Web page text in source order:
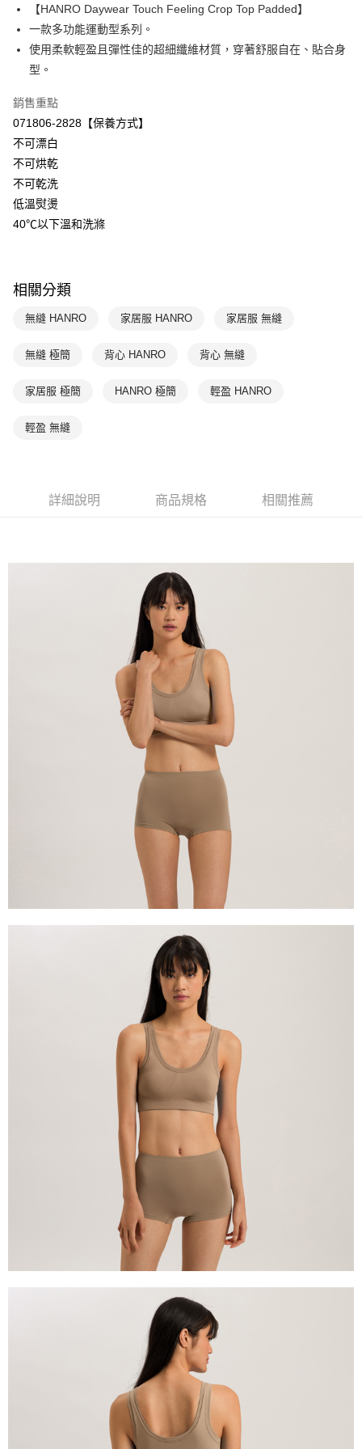
上海商業儲蓄銀行
台北富邦商業銀行
國泰世華商業銀行
臺灣中小企業銀行
台中商業銀行
匯豐（台灣）商業銀行
元大商業銀行
台新國際商業銀行
台灣樂天信用卡公司
Apple Pay
悠遊付
全盈+PAY
ATM付款
運送方式
付款後全家取貨$888免運-以PackAge+配客嘉循環箱包裝寄出
每筆NT$90，滿NT$888(含以上)免運費
付款後萊爾富取貨
每筆NT$90，滿NT$1,000(含以上)免運費
宅配
【HANRO Daywear Touch Feeling Crop Top Padded】
一款多功能運動型系列。
使用柔軟輕盈且彈性佳的超細纖維材質，穿著舒服自在、貼合身
型。
銷售重點
071806-2828【保養方式】
不可漂白
不可烘乾
不可乾洗
低溫熨燙
40℃以下溫和洗滌
相關分類
無縫 HANRO 家居服 HANRO 家居服 無縫
無縫 極簡 背心 HANRO 背心 無縫
家居服 極簡 HANRO 極簡 輕盈 HANRO
輕盈 無縫
詳細說明 商品規格 相關推薦